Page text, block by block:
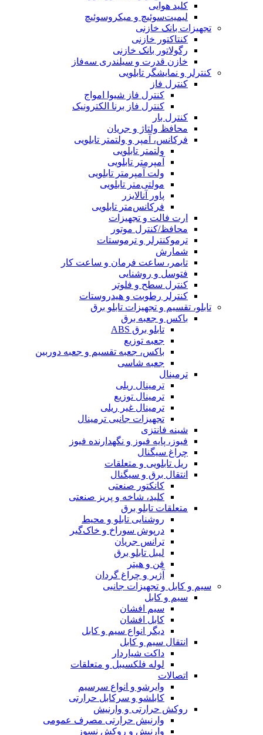
کلید هوایی
لیمیت‌سوئیچ و میکروسوئیچ
تجهیزات بانک خازنی
کنتاکتور خازنی
رگولاتور بانک خازنی
خازن قدرت و سیلندری سه‌فاز
کنترلر و نمایشگر تابلویی
کنترل فاز
کنترل فاز شیوا امواج
کنترل فاز برنا الکترونیک
کنترل بار
محافظ ولتاژ و جریان
فرکانس، آمپر و ولتمتر تابلویی
ولتمتر تابلویی
آمپرمتر تابلویی
ولت آمپرمتر تابلویی
مولتی‌متر تابلویی
پاور آنالایزر
فرکانس‌متر تابلویی
ارت فالت و تجهیزات
محافظ/کنترل موتور
ترموکنترلر و ترموستات
شمارش
تایمر، ساعت فرمان و ساعت کار
فتوسل و روشنایی
کنترل سطح و فلوتر
کنترلر رطوبت و هیدروستات
تابلو، تقسیم و تجهیزات تابلو برق
باکس و جعبه برق
تابلو برق ABS
جعبه توزیع
باکس، جعبه تقسیم و جعبه دوربین
جعبه شاسی
ترمینال
ترمینال ریلی
ترمینال توزیع
ترمینال غیر ریلی
تجهیزات جانبی ترمینال
شینه فانتزی
فیوز، پایه فیوز و نگهدارنده فیوز
چراغ سیگنال
ریل تابلویی و متعلقات
انتقال برق و سیگنال
کانکتور صنعتی
کلید، شاخه و پریز صنعتی
متعلقات تابلو برق
روشنایی تابلو و محیط
درپوش سوراخ و خاک‌گیر
ترانس جریان
لیبل تابلو برق
فن و هیتر
آژیر و چراغ گردان
سیم و کابل و تجهیزات جانبی
سیم و کابل
سیم افشان
کابل افشان
دیگر انواع سیم و کابل
انتقال سیم و کابل
داکت شیاردار
لوله فلکسیبل و متعلقات
اتصالات
وایرشو و انواع سرسیم
کابلشو و سرکابل حرارتی
روکش حرارتی و وارنیش
وارنیش حرارتی مصرف عمومی
وارنیش و روکش نسوز